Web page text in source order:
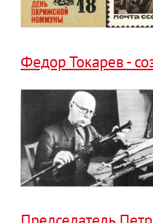
Федор Токарев -